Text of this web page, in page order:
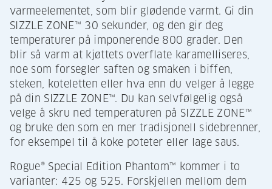
varmeelementet, som blir glødende varmt. Gi din
SIZZLE ZONE™ 30 sekunder, og den gir deg
temperaturer på imponerende 800 grader. Den
blir så varm at kjøttets overflate karamelliseres,
noe som forsegler saften og smaken i biffen,
steken, koteletten eller hva enn du velger å legge
på din SIZZLE ZONE™. Du kan selvfølgelig også
velge å skru ned temperaturen på SIZZLE ZONE™
og bruke den som en mer tradisjonell sidebrenner,
for eksempel til å koke poteter eller lage saus.
Rogue® Special Edition Phantom™ kommer i to
varianter: 425 og 525. Forskjellen mellom dem